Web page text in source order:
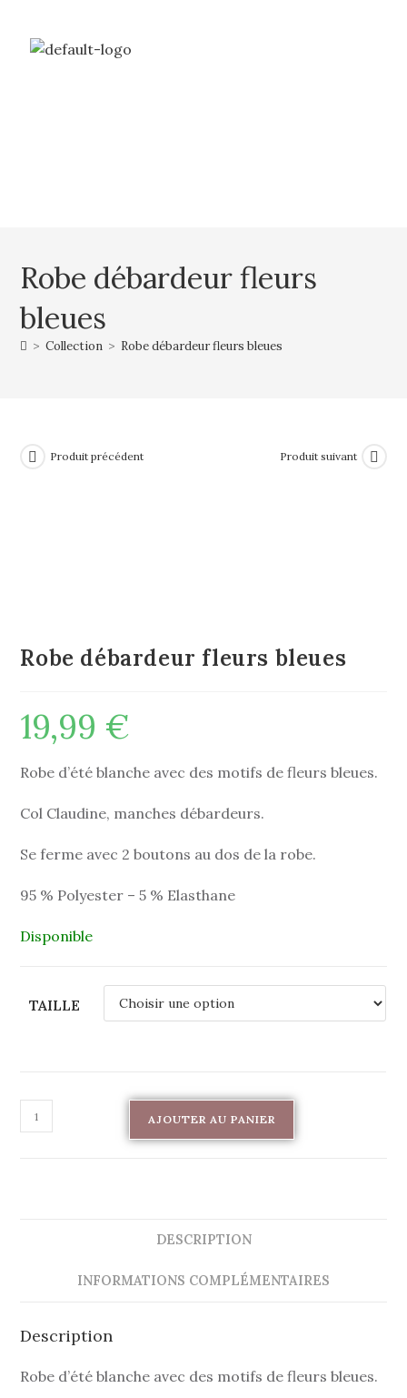
Robe débardeur fleurs
bleues
> Collection > Robe débardeur fleurs bleues
Produit précédent Produit suivant
Robe débardeur fleurs bleues
19,99 €
Robe d’été blanche avec des motifs de fleurs bleues.
Col Claudine, manches débardeurs.
Se ferme avec 2 boutons au dos de la robe.
95 % Polyester – 5 % Elasthane
Disponible
TAILLE
AJOUTER AU PANIER
DESCRIPTION
INFORMATIONS COMPLÉMENTAIRES
Description
Robe d’été blanche avec des motifs de fleurs bleues.